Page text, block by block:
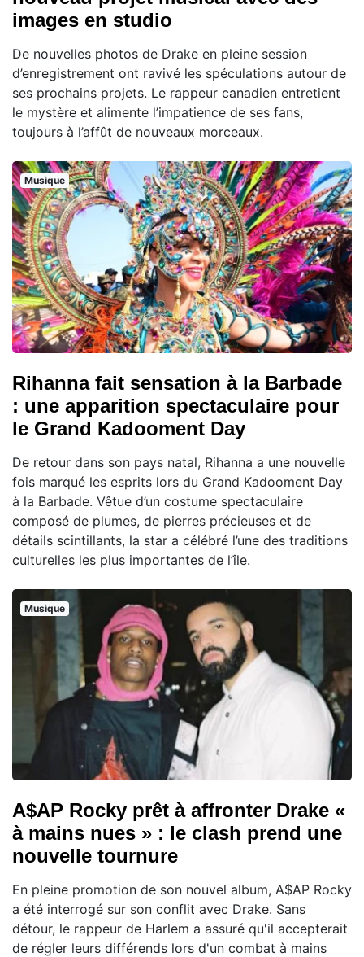
images en studio
De nouvelles photos de Drake en pleine session
d’enregistrement ont ravivé les spéculations autour de
ses prochains projets. Le rappeur canadien entretient
le mystère et alimente l’impatience de ses fans,
toujours à l’affût de nouveaux morceaux.
Musique
Rihanna fait sensation à la Barbade
: une apparition spectaculaire pour
le Grand Kadooment Day
De retour dans son pays natal, Rihanna a une nouvelle
fois marqué les esprits lors du Grand Kadooment Day
à la Barbade. Vêtue d’un costume spectaculaire
composé de plumes, de pierres précieuses et de
détails scintillants, la star a célébré l’une des traditions
culturelles les plus importantes de l’île.
Musique
A$AP Rocky prêt à affronter Drake «
à mains nues » : le clash prend une
nouvelle tournure
En pleine promotion de son nouvel album, A$AP Rocky
a été interrogé sur son conflit avec Drake. Sans
détour, le rappeur de Harlem a assuré qu'il accepterait
de régler leurs différends lors d'un combat à mains